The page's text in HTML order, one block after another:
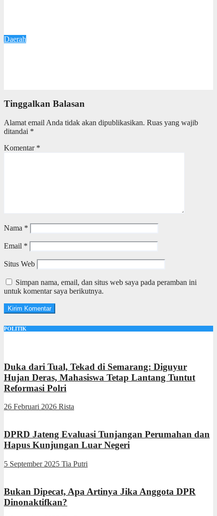
Daerah
Tinggalkan Balasan
Alamat email Anda tidak akan dipublikasikan. Ruas yang wajib
ditandai *
Komentar *
Nama *
Email *
Situs Web
Simpan nama, email, dan situs web saya pada peramban ini
untuk komentar saya berikutnya.
POLITIK
Duka dari Tual, Tekad di Semarang: Diguyur
Hujan Deras, Mahasiswa Tetap Lantang Tuntut
Reformasi Polri
26 Februari 2026 Rista
DPRD Jateng Evaluasi Tunjangan Perumahan dan
Hapus Kunjungan Luar Negeri
5 September 2025 Tia Putri
Bukan Dipecat, Apa Artinya Jika Anggota DPR
Dinonaktifkan?